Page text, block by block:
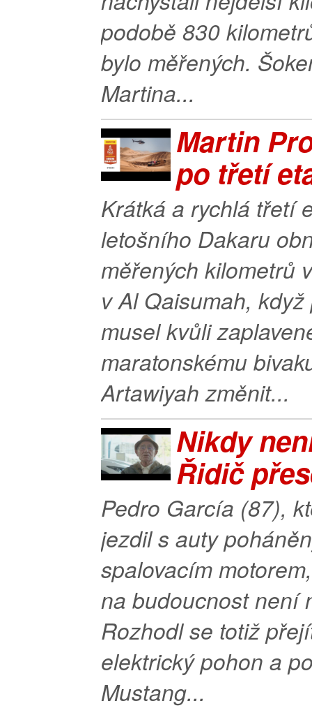
podobě 830
bylo měřených.
Martina...
Martin
po třetí
Krátká a rychlá třetí
letošního Dakaru
měřených kilometrů
v Al Qaisumah,
musel kvůli
maratonskému
Artawiyah změnit...
Nikdy
Řidič
Pedro García (87),
jezdil s auty
spalovacím
na budoucnost není
Rozhodl se totiž
elektrický pohon a
Mustang...